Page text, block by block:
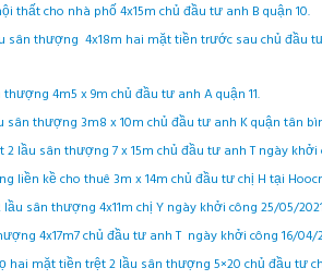
thất cho nhà phố 4x15m chủ đầu tư anh B quận 10.
sân thượng 4x18m hai mặt tiền trước sau chủ đầu
4m5 x 9m chủ đầu tư anh A quận 11.
thượng 3m8 x 10m chủ đầu tư anh K quận tân
lầu sân thượng 7 x 15m chủ đầu tư anh T ngày khởi
liền kề cho thuê 3m x 14m chủ đầu tư chị H tại
sân thượng 4x11m chị Y ngày khởi công 25/05/
4x17m7 chủ đầu tư anh T ngày khởi công 16/04/
mặt tiền trệt 2 lầu sân thượng 5×20 chủ đầu tư